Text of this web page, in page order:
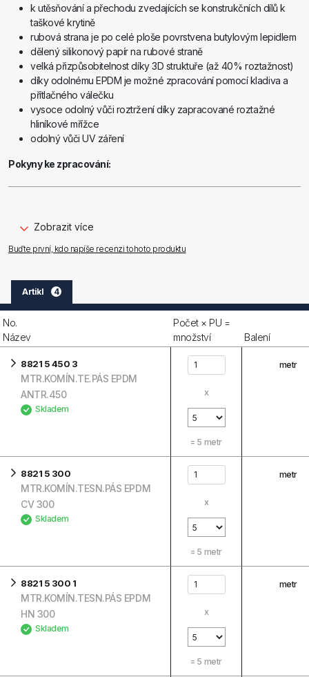
k utěsňování a přechodu zvedajících se konstrukčních dílů k
taškové krytině
rubová strana je po celé ploše povrstvena butylovým lepidlem
dělený silikonový papír na rubové straně
velká přizpůsobitelnost díky 3D struktuře (až 40% roztažnost)
díky odolnému EPDM je možné zpracování pomocí kladiva a
přítlačného válečku
vysoce odolný vůči roztržení díky zapracované roztažné
hliníkové mřížce
odolný vůči UV záření
Pokyny ke zpracování:
aby došlo k celoplošnému kontaktu butylového lepidla s
Zobrazit více
Buďte první, kdo napíše recenzi tohoto produktu
Artikl 4
No.
Název
Počet × PU =
množství
Balení
8821 5 450 3
MTR.KOMÍN.TE.PÁS EPDM
ANTR.450
Skladem
x
= 5 metr
metr
8821 5 300
MTR.KOMÍN.TESN.PÁS EPDM
CV 300
Skladem
x
= 5 metr
metr
8821 5 300 1
MTR.KOMÍN.TESN.PÁS EPDM
HN 300
Skladem
x
= 5 metr
metr